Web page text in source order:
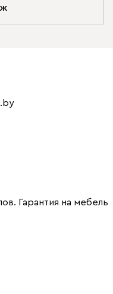
Гарантия на мебель